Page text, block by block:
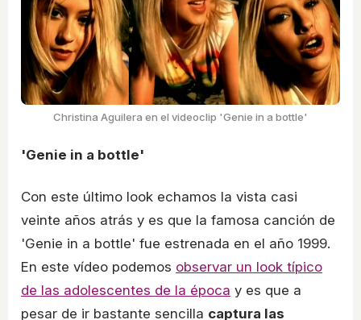
Christina Aguilera en el videoclip 'Genie in a bottle'
'Genie in a bottle'
Con este último look echamos la vista casi
veinte años atrás y es que la famosa canción de
'Genie in a bottle' fue estrenada en el año 1999.
En este vídeo podemos observar un look típico
de las adolescentes de la época y es que a
pesar de ir bastante sencilla captura las